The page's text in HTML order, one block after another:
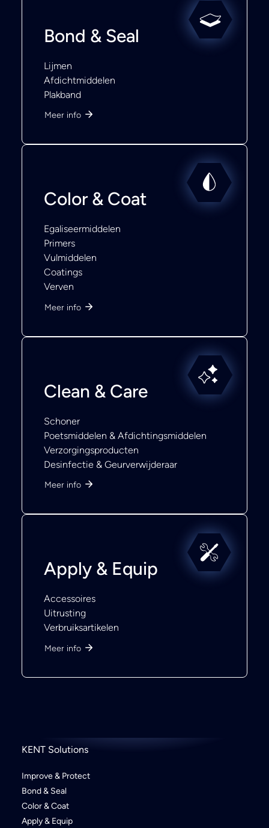
Bond & Seal
Lijmen
Afdichtmiddelen
Plakband
Meer info
Color & Coat
Egaliseermiddelen
Primers
Vulmiddelen
Coatings
Verven
Meer info
Clean & Care
Schoner
Poetsmiddelen & Afdichtingsmiddelen
Verzorgingsproducten
Desinfectie & Geurverwijderaar
Meer info
Apply & Equip
Accessoires
Uitrusting
Verbruiksartikelen
Meer info
KENT Solutions
Improve & Protect
Bond & Seal
Color & Coat
Apply & Equip